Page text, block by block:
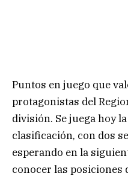
Puntos en juego que
protagonistas del
división. Se juega hoy
clasificación, con dos
esperando en la
conocer las posiciones